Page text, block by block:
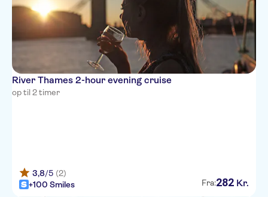
River Thames 2-hour evening cruise
op til 2 timer
3,8/5 (2)
+100 Smiles
Fra:282 Kr.